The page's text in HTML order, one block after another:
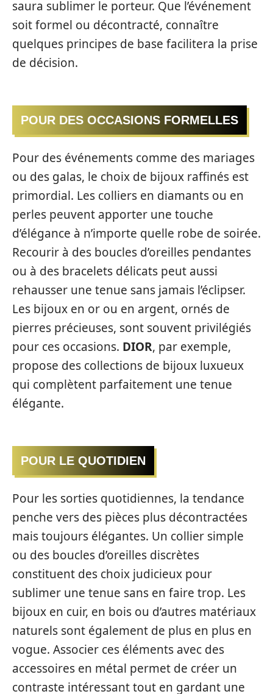
saura sublimer le porteur. Que l’événement
soit formel ou décontracté, connaître
quelques principes de base facilitera la prise
de décision.
POUR DES OCCASIONS FORMELLES
Pour des événements comme des mariages
ou des galas, le choix de bijoux raffinés est
primordial. Les colliers en diamants ou en
perles peuvent apporter une touche
d’élégance à n’importe quelle robe de soirée.
Recourir à des boucles d’oreilles pendantes
ou à des bracelets délicats peut aussi
rehausser une tenue sans jamais l’éclipser.
Les bijoux en or ou en argent, ornés de
pierres précieuses, sont souvent privilégiés
pour ces occasions. DIOR, par exemple,
propose des collections de bijoux luxueux
qui complètent parfaitement une tenue
élégante.
POUR LE QUOTIDIEN
Pour les sorties quotidiennes, la tendance
penche vers des pièces plus décontractées
mais toujours élégantes. Un collier simple
ou des boucles d’oreilles discrètes
constituent des choix judicieux pour
sublimer une tenue sans en faire trop. Les
bijoux en cuir, en bois ou d’autres matériaux
naturels sont également de plus en plus en
vogue. Associer ces éléments avec des
accessoires en métal permet de créer un
contraste intéressant tout en gardant une